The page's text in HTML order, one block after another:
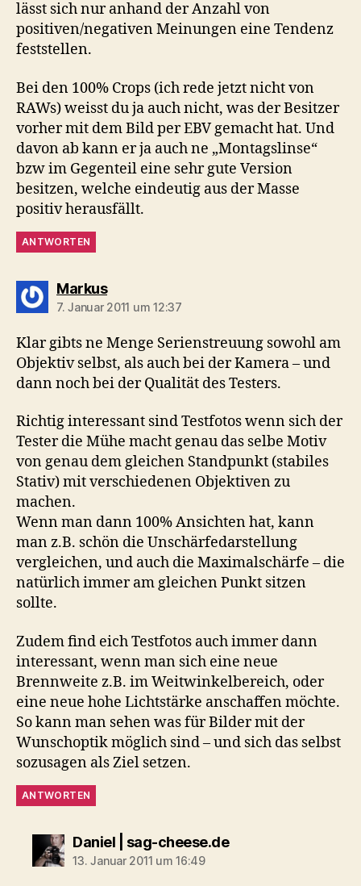
lässt sich nur anhand der Anzahl von
positiven/negativen Meinungen eine Tendenz
feststellen.
Bei den 100% Crops (ich rede jetzt nicht von
RAWs) weisst du ja auch nicht, was der Besitzer
vorher mit dem Bild per EBV gemacht hat. Und
davon ab kann er ja auch ne „Montagslinse“
bzw im Gegenteil eine sehr gute Version
besitzen, welche eindeutig aus der Masse
positiv herausfällt.
ANTWORTEN
Markussagt:
7. Januar 2011 um 12:37
Klar gibts ne Menge Serienstreuung sowohl am
Objektiv selbst, als auch bei der Kamera – und
dann noch bei der Qualität des Testers.
Richtig interessant sind Testfotos wenn sich der
Tester die Mühe macht genau das selbe Motiv
von genau dem gleichen Standpunkt (stabiles
Stativ) mit verschiedenen Objektiven zu
machen.
Wenn man dann 100% Ansichten hat, kann
man z.B. schön die Unschärfedarstellung
vergleichen, und auch die Maximalschärfe – die
natürlich immer am gleichen Punkt sitzen
sollte.
Zudem find eich Testfotos auch immer dann
interessant, wenn man sich eine neue
Brennweite z.B. im Weitwinkelbereich, oder
eine neue hohe Lichtstärke anschaffen möchte.
So kann man sehen was für Bilder mit der
Wunschoptik möglich sind – und sich das selbst
sozusagen als Ziel setzen.
ANTWORTEN
Daniel | sag-cheese.desagt:
13. Januar 2011 um 16:49